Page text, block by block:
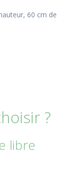
60 cm de
?
libre